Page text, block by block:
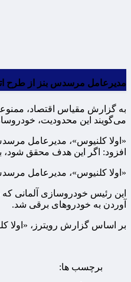
مدیرعامل مرسدس بنز از طرح اتحادیه اروپا برای
به گزارش مقیاس اقتصاد،
می‌گویند این محدودیت،
افزود: اگر این هدف محقق شود،
«اولا کلنیوس»، مدیرعامل
آوردن به خودروهای برقی شد.
بر اساس گزارش رویترز، «اولا
برچسب ها: